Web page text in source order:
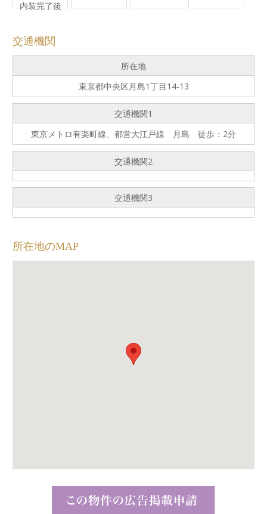
内装完了後
交通機関
所在地
東京都中央区月島1丁目14-13
交通機関1
東京メトロ有楽町線、都営大江戸線 月島 徒歩：2分
交通機関2
交通機関3
所在地のMAP